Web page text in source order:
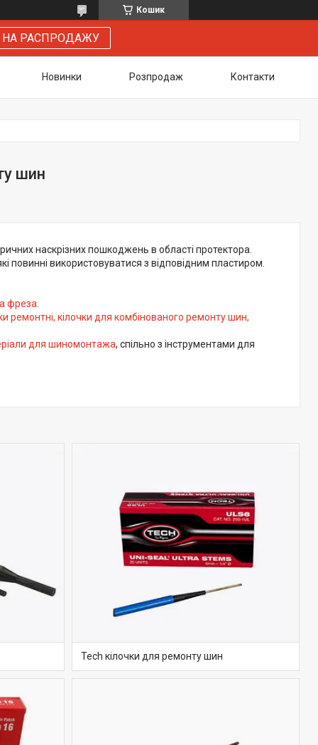
Кошик
НА РАСПРОДАЖУ
Новинки Розпродаж Контакти
шин
наскрізних пошкоджень в області протектора.
повинні використовуватися з відповідним пластиром.
фреза
ремонтні, кілочки для комбінованого ремонту шин,
для шиномонтажа, спільно з інструментами для
Tech кілочки для ремонту шин